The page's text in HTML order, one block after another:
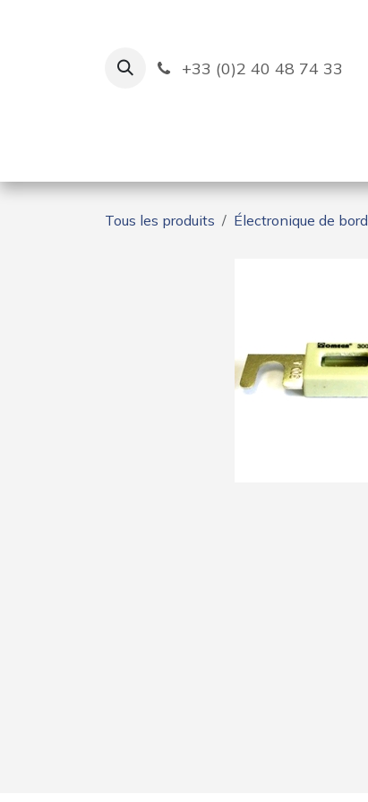
+33 (0)2 40 48 74 33
Tous les produits Électronique de bord